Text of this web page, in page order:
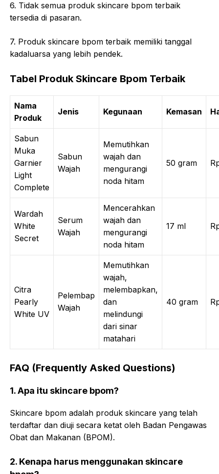
6. Tidak semua produk skincare bpom terbaik
tersedia di pasaran.
7. Produk skincare bpom terbaik memiliki tanggal
kadaluarsa yang lebih pendek.
Tabel Produk Skincare Bpom Terbaik
Nama
Produk
Jenis Kegunaan Kemasan
Sabun
Muka
Garnier
Light
Complete
Sabun
Wajah
Memutihkan
wajah dan
mengurangi
noda hitam
50 gram
Wardah
White
Secret
Serum
Wajah
Mencerahkan
wajah dan
mengurangi
noda hitam
17 ml
Citra
Pearly
White UV
Pelembap
Wajah
Memutihkan
wajah,
melembapkan,
dan
melindungi
dari sinar
matahari
40 gram
FAQ (Frequently Asked Questions)
1. Apa itu skincare bpom?
Skincare bpom adalah produk skincare yang telah
terdaftar dan diuji secara ketat oleh Badan Pengawas
Obat dan Makanan (BPOM).
2. Kenapa harus menggunakan skincare